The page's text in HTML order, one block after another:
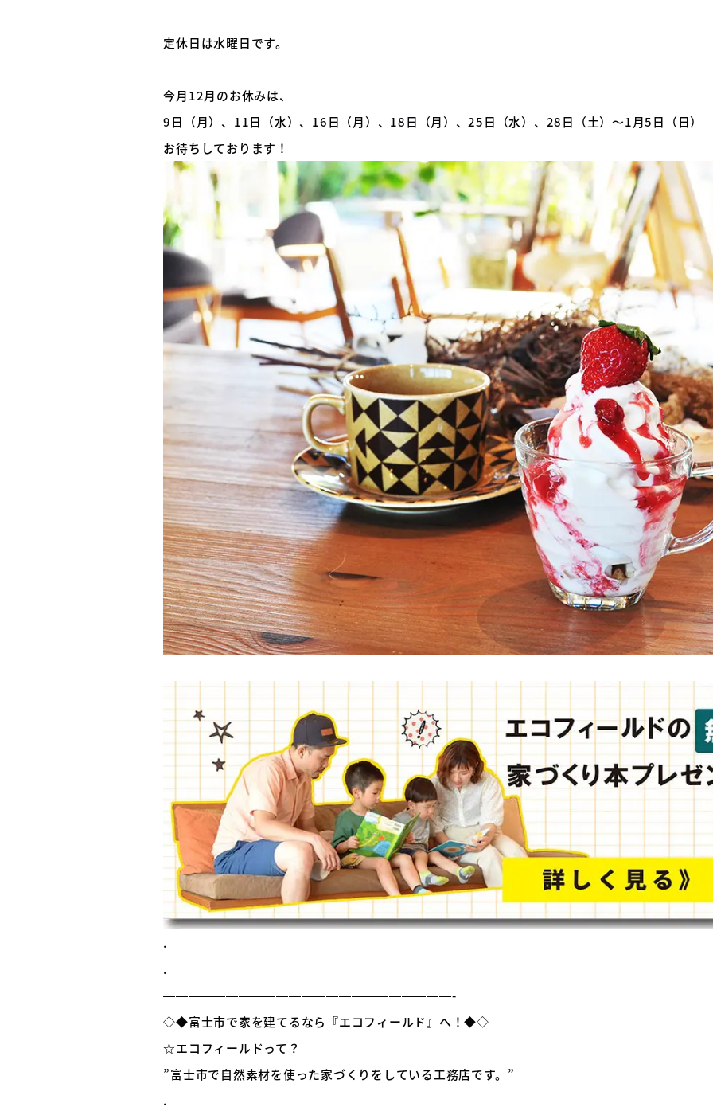
定休日は水曜日です。
今月12月のお休みは、
9日（月）、11日（水）、16日（月）、18日（月）、25日（水）、28日（土）～1月5日（日）
お待ちしております！
.
.
———————————————————————-
◇◆富士市で家を建てるなら『エコフィールド』へ！◆◇
☆エコフィールドって？
”富士市で自然素材を使った家づくりをしている工務店です。”
.